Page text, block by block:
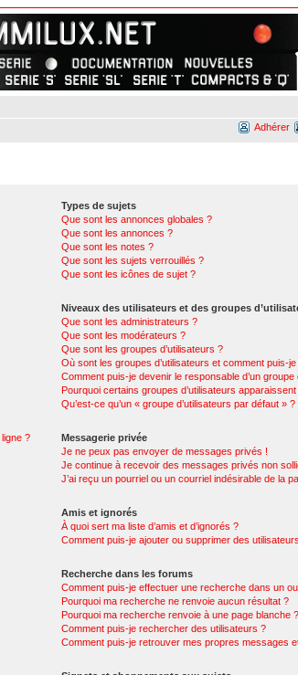
Adhérer
?
Types de sujets
Que sont les annonces globales ?
Que sont les annonces ?
Que sont les notes ?
Que sont les sujets verrouillés ?
Que sont les icônes de sujet ?
Niveaux des utilisateurs et des groupes
Que sont les administrateurs ?
Que sont les modérateurs ?
Que sont les groupes d’utilisateurs ?
Où sont les groupes d’utilisateurs et comment puis-
Comment puis-je devenir le responsable d’un groupe
Pourquoi certains groupes d’utilisateurs
Qu’est-ce qu’un « groupe d’utilisateurs par défaut » ?
Messagerie privée
Je ne peux pas envoyer de messages privés !
Je continue à recevoir des messages privés non
J’ai reçu un pourriel ou un courriel indésirable de la
Amis et ignorés
À quoi sert ma liste d’amis et d’ignorés ?
Comment puis-je ajouter ou supprimer des
Recherche dans les forums
Comment puis-je effectuer une recherche dans un
Pourquoi ma recherche ne renvoie aucun résultat ?
Pourquoi ma recherche renvoie à une page blanche
Comment puis-je rechercher des utilisateurs ?
Comment puis-je retrouver mes propres messages